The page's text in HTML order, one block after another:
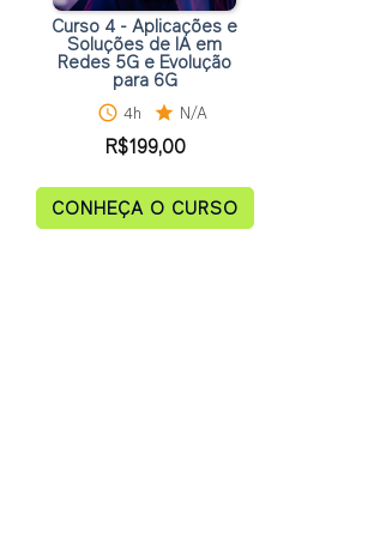
Curso 4 - Aplicações e
Soluções de IA em
Redes 5G e Evolução
para 6G
schedule 4h star N/A
R$199,00
CONHEÇA O CURSO